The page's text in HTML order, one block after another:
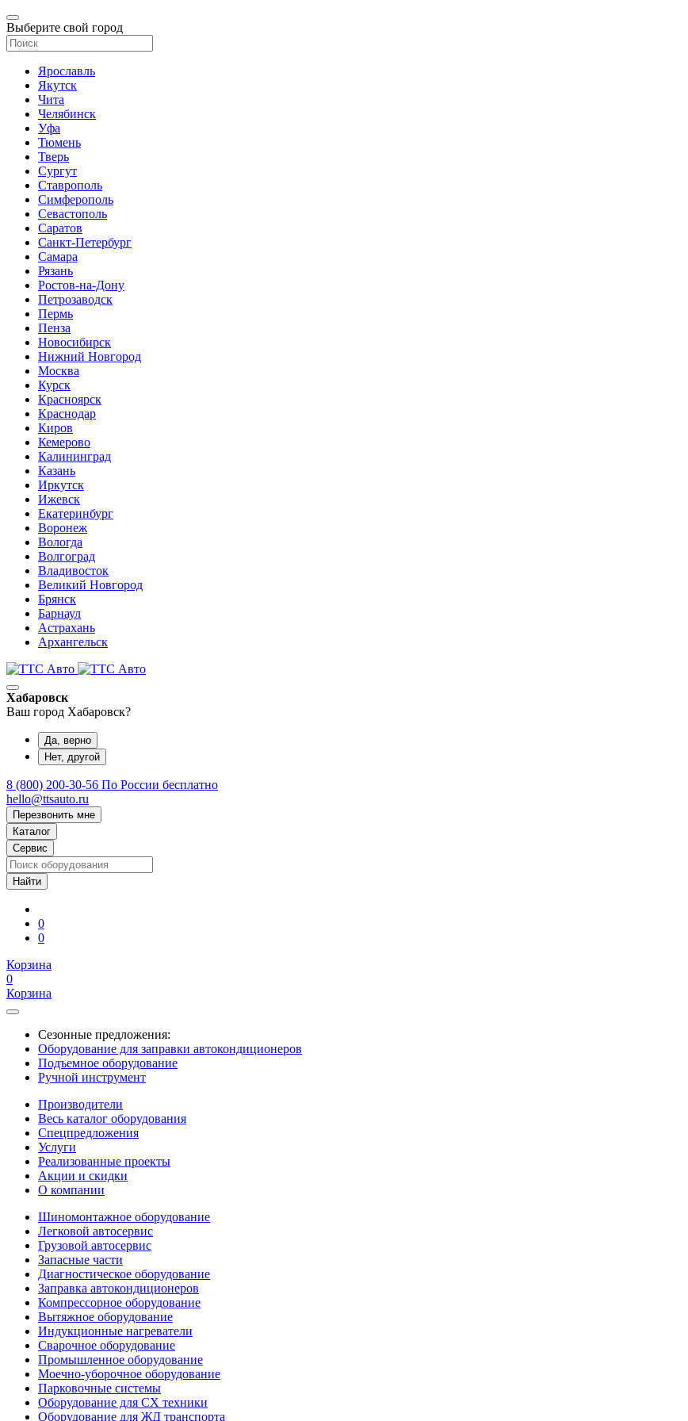
Выберите свой город
Ярославль
Якутск
Чита
Челябинск
Уфа
Тюмень
Тверь
Сургут
Ставрополь
Симферополь
Севастополь
Саратов
Санкт-Петербург
Самара
Рязань
Ростов-на-Дону
Петрозаводск
Пермь
Пенза
Новосибирск
Нижний Новгород
Москва
Курск
Красноярск
Краснодар
Киров
Кемерово
Калининград
Казань
Иркутск
Ижевск
Екатеринбург
Воронеж
Вологда
Волгоград
Владивосток
Великий Новгород
Брянск
Барнаул
Астрахань
Архангельск
Хабаровск
Ваш город Хабаровск?
Да, верно
Нет, другой
8 (800) 200-30-56 По России бесплатно
hello@ttsauto.ru
Перезвонить мне
Каталог
Сервис
0
0
Корзина
0
Корзина
Сезонные предложения:
Оборудование для заправки автокондиционеров
Подъемное оборудование
Ручной инструмент
Производители
Весь каталог оборудования
Спецпредложения
Услуги
Реализованные проекты
Акции и скидки
О компании
Шиномонтажное оборудование
Легковой автосервис
Грузовой автосервис
Запасные части
Диагностическое оборудование
Заправка автокондиционеров
Компрессорное оборудование
Вытяжное оборудование
Индукционные нагреватели
Сварочное оборудование
Промышленное оборудование
Моечно-уборочное оборудование
Парковочные системы
Оборудование для СХ техники
Оборудование для ЖД транспорта